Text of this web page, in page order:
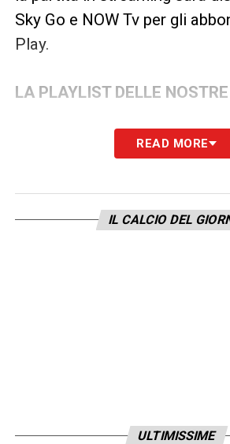
Sky Go e NOW Tv per gli
Play.
LA PLAYLIST DELLE
READ MORE
IL CALCIO DEL
ULTIMISSIME